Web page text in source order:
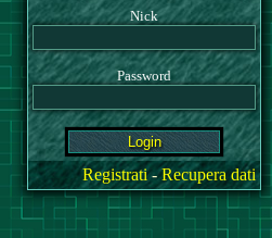
Nick
Password
Registrati-Recupera dati